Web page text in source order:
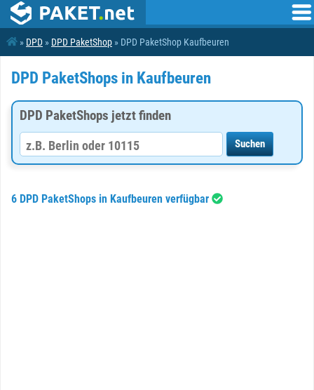
» DPD » DPD PaketShop » DPD PaketShop Kaufbeuren
DPD PaketShops in Kaufbeuren
DPD PaketShops jetzt finden
6 DPD PaketShops in Kaufbeuren verfügbar